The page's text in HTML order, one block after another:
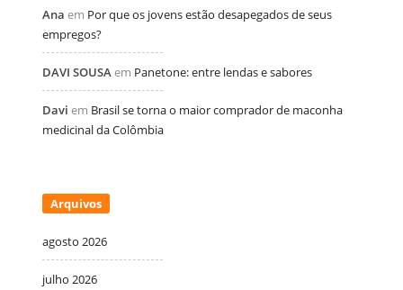
Ana em Por que os jovens estão desapegados de seus
empregos?
DAVI SOUSAem Panetone: entre lendas e sabores
Davi em Brasil se torna o maior comprador de maconha
medicinal da Colômbia
Arquivos
agosto 2026
julho 2026